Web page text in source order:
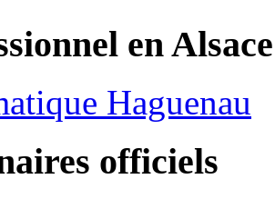
en Alsace
Haguenau
officiels